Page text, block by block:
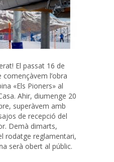
El passat 16 de
començàvem l’obra
«Els Pioners» al
Ahir, diumenge 20
superàvem amb
de recepció del
Demà dimarts,
rodatge reglamentari,
serà obert al públic.